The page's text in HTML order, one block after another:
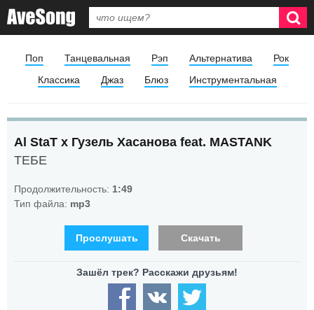
Поп Танцевальная Рэп Альтернатива
Рок
Классика
Джаз Блюз Инструментальная
Al StaT х Гузель Хасанова feat. MASTANK
ТЕБЕ
Продолжительность: 1:49
Тип файла: mp3
Прослушать Скачать